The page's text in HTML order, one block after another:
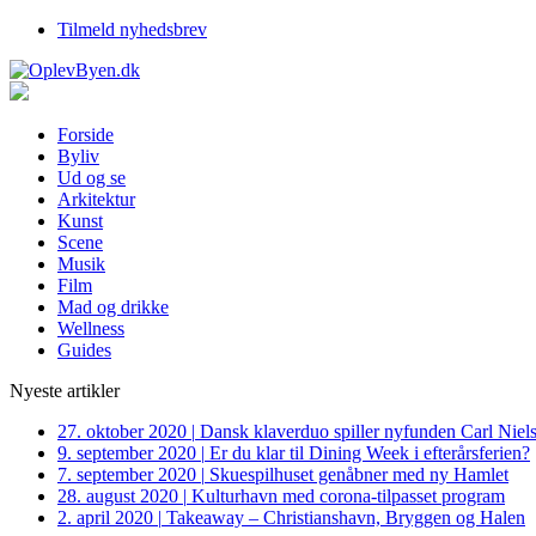
Tilmeld nyhedsbrev
Forside
Byliv
Ud og se
Arkitektur
Kunst
Scene
Musik
Film
Mad og drikke
Wellness
Guides
Nyeste artikler
27. oktober 2020 | Dansk klaverduo spiller nyfunden Carl
9. september 2020 | Er du klar til Dining Week i efterårsferien?
7. september 2020 | Skuespilhuset genåbner med ny Hamlet
28. august 2020 | Kulturhavn med corona-tilpasset program
2. april 2020 | Takeaway – Christianshavn, Bryggen og Halen